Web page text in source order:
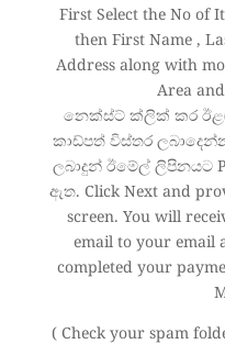
First Select the No of
then First Name ,
Address along with
Area
නෙක්ස්ට් ක්ලික් කර
කාඩ්පත් විස්තර
ලබාදුන් ඊමේල් ලිපිනයට
ඇත. Click Next and
screen. You will
email to your email
completed your
( Check your spam